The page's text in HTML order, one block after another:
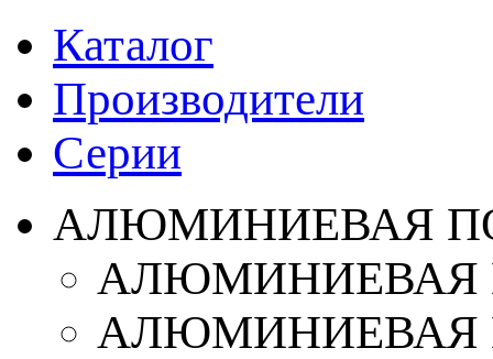
Каталог
Производители
Серии
АЛЮМИНИЕВАЯ
АЛЮМИНИЕВАЯ
АЛЮМИНИЕВАЯ